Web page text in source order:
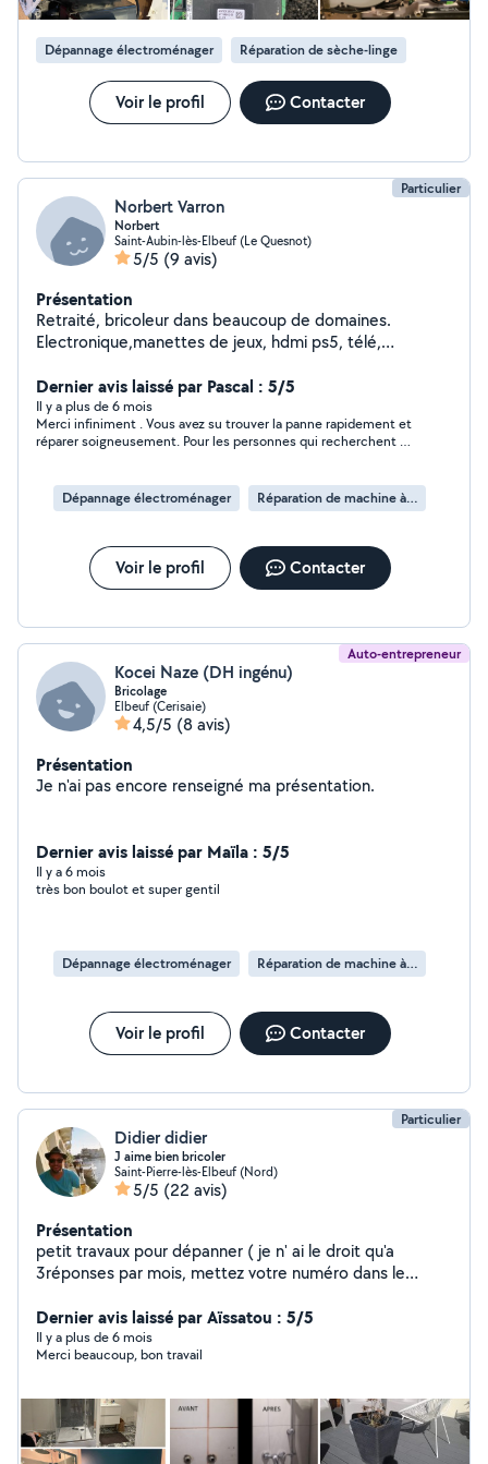
Dépannage électroménager Réparation de sèche-linge
Voir le profil Contacter
Particulier
Norbert Varron
Norbert
Saint-Aubin-lès-Elbeuf (Le Quesnot)
5/5 (9 avis)
Présentation
Retraité, bricoleur dans beaucoup de domaines.
Electronique,manettes de jeux, hdmi ps5, télé,
votre téléphone que je puisse vous répondre étant
limité dans mes réponses.
Dernier avis laissé par Pascal : 5/5
Il y a plus de 6 mois
Merci infiniment . Vous avez su trouver la panne rapidement et
réparer soigneusement. Pour les personnes qui recherchent un
Dépannage électroménager Réparation de machine à laver
Voir le profil Contacter
Auto-entrepreneur
Kocei Naze (DH ingénu)
Bricolage
Elbeuf (Cerisaie)
4,5/5 (8 avis)
Présentation
Je n'ai pas encore renseigné ma présentation.
Dernier avis laissé par Maïla : 5/5
Il y a 6 mois
très bon boulot et super gentil
Dépannage électroménager Réparation de machine à laver
Voir le profil Contacter
Particulier
Didier didier
J aime bien bricoler
Saint-Pierre-lès-Elbeuf (Nord)
5/5 (22 avis)
Présentation
petit travaux pour dépanner ( je n' ai le droit qu'a
3réponses par mois, mettez votre numéro dans le
Dernier avis laissé par Aïssatou : 5/5
Il y a plus de 6 mois
Merci beaucoup, bon travail